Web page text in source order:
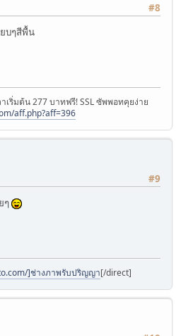
#8
บๆสีพื้น
เริ่มต้น 277 บาทฟรี! SSL ซัพพอทคุยง่าย
aff.php?aff=396
#9
ๆ
]ช่างภาพรับปริญญา[/direct]